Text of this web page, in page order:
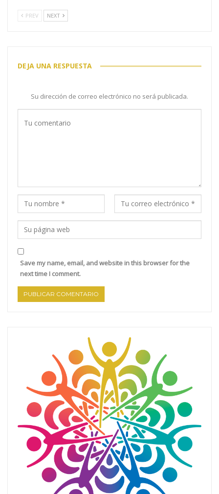
PREV NEXT
DEJA UNA RESPUESTA
Su dirección de correo electrónico no será publicada.
Save my name, email, and website in this browser for the
next time I comment.